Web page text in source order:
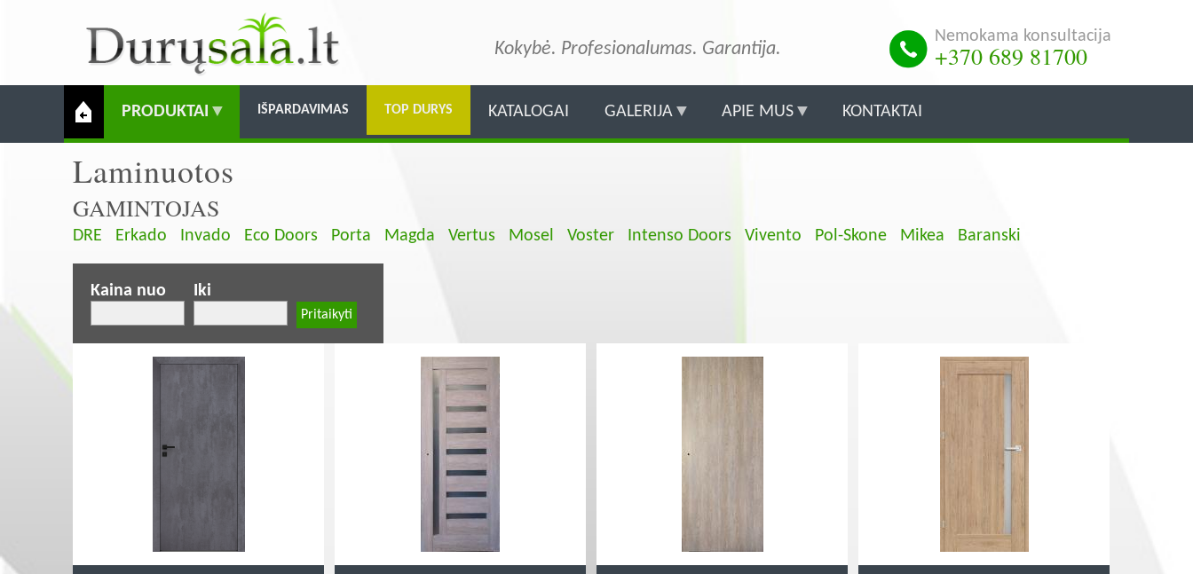
pagrindinį
Kokybė. Profesionalumas. Garantija.
Nemokama konsultacija
+370 689 81700
PRODUKTAI IŠPARDAVIMAS TOP DURYS KATALOGAI GALERIJA APIE MUS KONTAKTAI
Laminuotos
GAMINTOJAS
DRE Erkado Invado Eco Doors Porta Magda Vertus Mosel Voster Intenso Doors Vivento Pol-Skone Mikea Baranski
Kaina nuo Iki